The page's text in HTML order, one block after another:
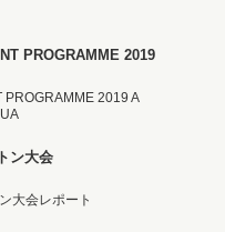
PROGRAMME 2019
PROGRAMME 2019 A
ン大会
大会レポート